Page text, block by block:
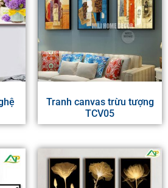
Tranh canvas trừu tượng
TCV05